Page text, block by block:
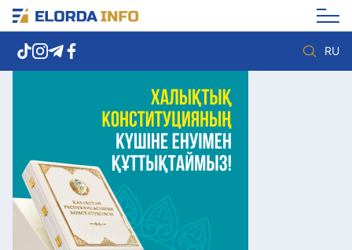
RU
Елорда жаңалықтары
Көзқарас
Саясат
Видео
Әлеумет
Экономика
Спорт
Мәдениет